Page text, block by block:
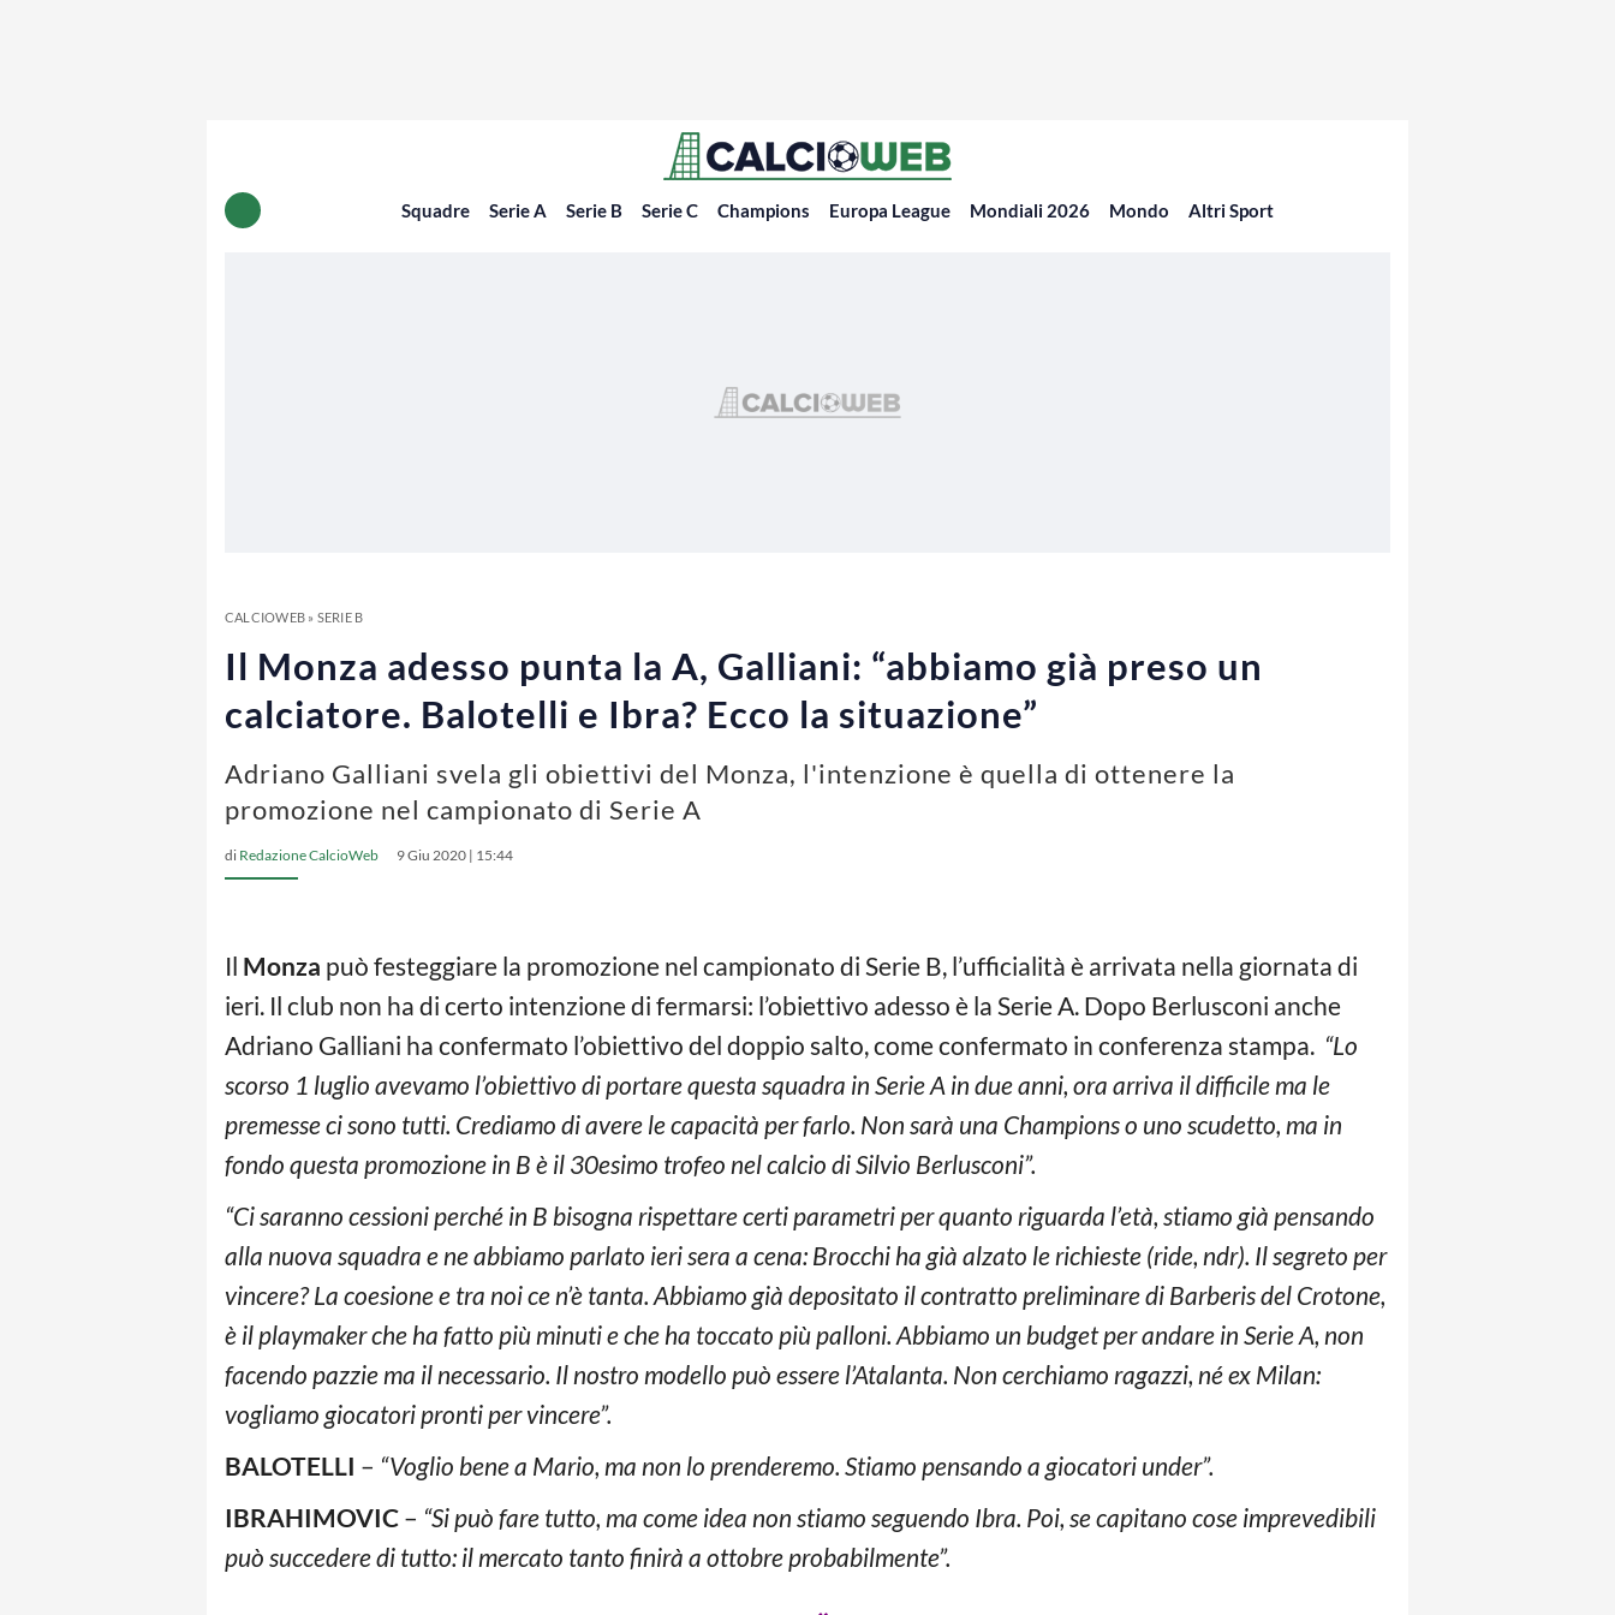
Squadre Serie A Serie B Serie C Champions Europa League Mondiali 2026 Mondo Altri Sport
CALCIOWEB» SERIE B
Il Monza adesso punta la A, Galliani: “abbiamo già preso un
calciatore. Balotelli e Ibra? Ecco la situazione”
Adriano Galliani svela gli obiettivi del Monza, l'intenzione è quella di ottenere la
promozione nel campionato di Serie A
di Redazione CalcioWeb 9 Giu 2020 | 15:44
Il Monza può festeggiare la promozione nel campionato di Serie B, l’ufficialità è arrivata nella giornata di
ieri. Il club non ha di certo intenzione di fermarsi: l’obiettivo adesso è la Serie A. Dopo Berlusconi anche
Adriano Galliani ha confermato l’obiettivo del doppio salto, come confermato in conferenza stampa. “Lo
scorso 1 luglio avevamo l’obiettivo di portare questa squadra in Serie A in due anni, ora arriva il difficile ma le
premesse ci sono tutti. Crediamo di avere le capacità per farlo. Non sarà una Champions o uno scudetto, ma in
fondo questa promozione in B è il 30esimo trofeo nel calcio di Silvio Berlusconi”.
“Ci saranno cessioni perché in B bisogna rispettare certi parametri per quanto riguarda l’età, stiamo già pensando
alla nuova squadra e ne abbiamo parlato ieri sera a cena: Brocchi ha già alzato le richieste (ride, ndr). Il segreto per
vincere? La coesione e tra noi ce n’è tanta. Abbiamo già depositato il contratto preliminare di Barberis del Crotone,
è il playmaker che ha fatto più minuti e che ha toccato più palloni. Abbiamo un budget per andare in Serie A, non
facendo pazzie ma il necessario. Il nostro modello può essere l’Atalanta. Non cerchiamo ragazzi, né ex Milan:
vogliamo giocatori pronti per vincere”.
BALOTELLI – “Voglio bene a Mario, ma non lo prenderemo. Stiamo pensando a giocatori under”.
IBRAHIMOVIC – “Si può fare tutto, ma come idea non stiamo seguendo Ibra. Poi, se capitano cose imprevedibili
può succedere di tutto: il mercato tanto finirà a ottobre probabilmente”.